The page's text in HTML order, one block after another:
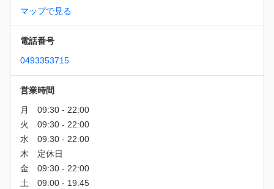
マップで見る
電話番号
0493353715
営業時間